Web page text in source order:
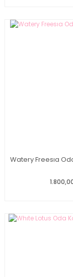
Watery Freesıa